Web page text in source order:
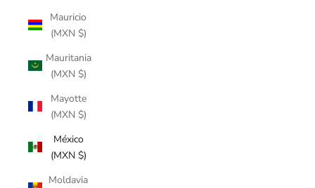
Mauricio
(MXN $)
Mauritania
(MXN $)
Mayotte
(MXN $)
México
(MXN $)
Moldavia